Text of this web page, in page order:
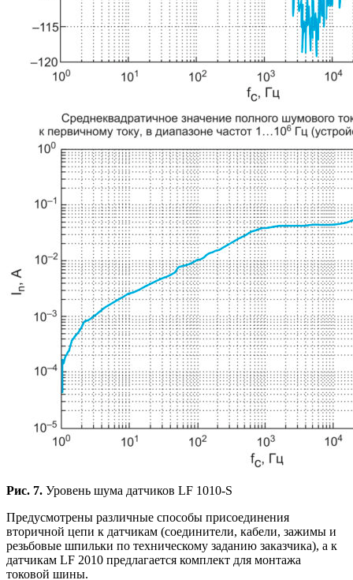
Рис. 7. Уровень шума датчиков LF 1010-S
Предусмотрены различные способы присоединения
вторичной цепи к датчикам (соединители, кабели, зажимы и
резьбовые шпильки по техническому заданию заказчика), а к
датчикам LF 2010 предлагается комплект для монтажа
токовой шины.